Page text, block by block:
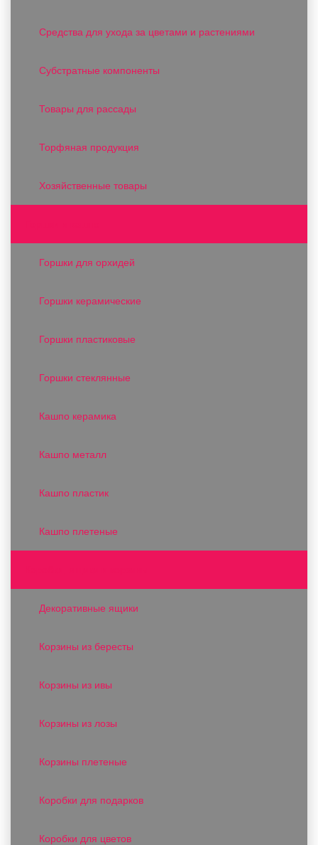
Средства для ухода за цветами и растениями
Субстратные компоненты
Товары для рассады
Торфяная продукция
Хозяйственные товары
Горшки для орхидей
Горшки керамические
Горшки пластиковые
Горшки стеклянные
Кашпо керамика
Кашпо металл
Кашпо пластик
Кашпо плетеные
Декоративные ящики
Корзины из бересты
Корзины из ивы
Корзины из лозы
Корзины плетеные
Коробки для подарков
Коробки для цветов